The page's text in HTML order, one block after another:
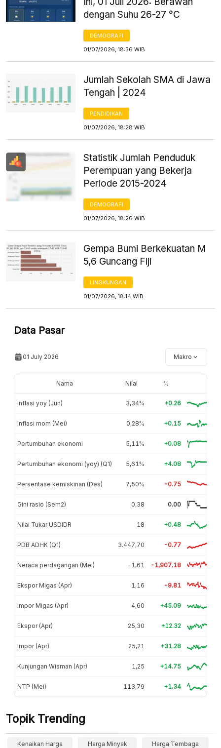
dengan Suhu 26-27 °C
DEMOGRAFI
01/07/2026, 18:36 WIB
Jumlah Sekolah SMA di Jawa
Tengah | 2024
PENDIDIKAN
01/07/2026, 18:28 WIB
Statistik Jumlah Penduduk
Perempuan yang Bekerja
Periode 2015-2024
DEMOGRAFI
01/07/2026, 18:26 WIB
Gempa Bumi Berkekuatan M
5,6 Guncang Fiji
LINGKUNGAN
01/07/2026, 18:14 WIB
Data Pasar
01 July 2026 Makro
Nama Nilai %
Inflasi yoy (Jun) 3,34% +0.26
Inflasi mom (Mei) 0,28% +0.15
Pertumbuhan ekonomi 5,11% +0.08
Pertumbuhan ekonomi (yoy) (Q1) 5,61% +4.08
Persentase kemiskinan (Des) 7,50% -0.75
Gini rasio (Sem2) 0,38 0.00
Nilai Tukar USDIDR 18 +0.48
PDB ADHK (Q1) 3.447,70 -0.77
Neraca perdagangan (Mei) -1,61 -1,907.18
Ekspor Migas (Apr) 1,16 -9.81
Impor Migas (Apr) 4,60 +45.09
Ekspor (Apr) 25,30 +12.32
Impor (Apr) 25,21 +31.28
Kunjungan Wisman (Apr) 1,25 +14.75
NTP (Mei) 113,79 +1.34
Topik Trending
Kenaikan Harga Harga Minyak Harga Tembaga